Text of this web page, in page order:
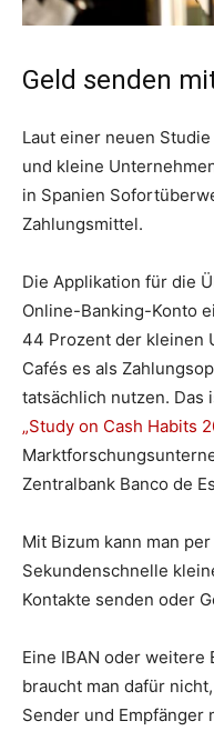
Geld senden
Laut einer neuen
und kleine
in Spanien
Zahlungsmittel.
Die Applikation für die
Online-Banking-Konto
44 Prozent der kleinen
Cafés es als
tatsächlich nutzen. Das
„Study on Cash Habits
Zentralbank Banco de
Mit Bizum kann man
Sekundenschnelle
Kontakte senden oder
Eine IBAN oder weitere
braucht man dafür
Sender und Empfänger